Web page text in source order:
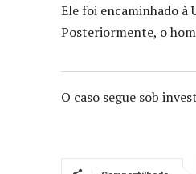
Ele foi encaminhado à
Posteriormente, o
O caso segue sob